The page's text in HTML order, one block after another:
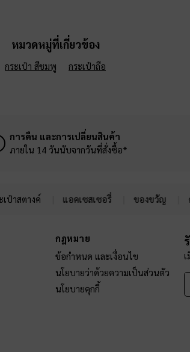
หมวดหมู่ที่เกี่ยวข้อง
กระเป๋า สีชมพู กระเป๋าถือ
การคืน และการเปลี่ยนสินค้า
ภายใน 14 วันนับจากวันที่สั่งซื้อ*
เป๋าสตางค์ แอคเซสเซอรี่ ของขวัญ
กฎหมาย
ข้อกำหนด และเงื่อนไข
นโยบายว่าด้วยความเป็นส่วนตัว
นโยบายคุกกี้